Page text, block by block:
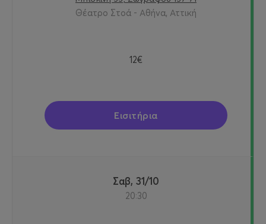
Θέατρο Στοά - Αθήνα, Αττική
12€
Εισιτήρια
Σαβ, 31/10
20:30